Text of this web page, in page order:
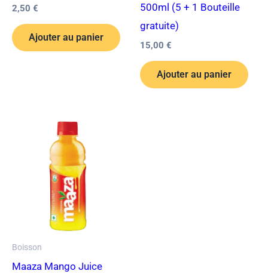
2,50 €
Ajouter au panier
500ml (5 + 1 Bouteille
gratuite)
15,00 €
Ajouter au panier
Boisson
Maaza Mango Juice